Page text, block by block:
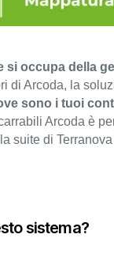
si occupa della
di Arcoda, la
sono i tuoi
Arcoda è
la suite di
sistema?